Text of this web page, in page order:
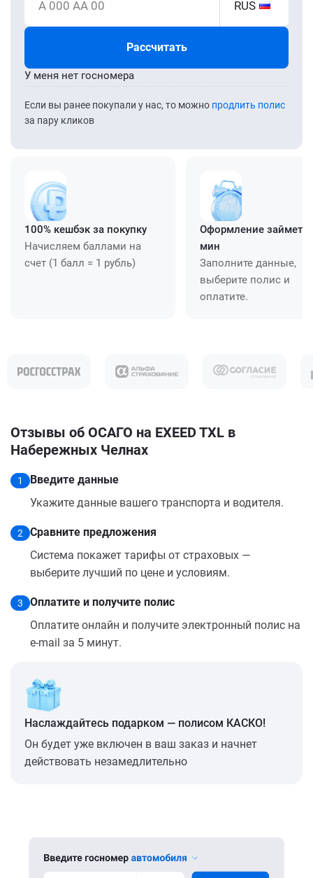
А 000 АА 00 RUS
Рассчитать
Если вы ранее покупали у нас, то можно продлить полис
за пару кликов
У меня нет госномера
100% кешбэк за покупку
Начисляем баллами на
счет (1 балл = 1 рубль)
Оформление займет
мин
Заполните данные,
выберите полис и
оплатите.
Отзывы об ОСАГО на EXEED TXL в
Набережных Челнах
1
Введите данные
Укажите данные вашего транспорта и водителя.
2
Сравните предложения
Система покажет тарифы от страховых —
выберите лучший по цене и условиям.
3
Оплатите и получите полис
Оплатите онлайн и получите электронный полис на
e-mail за 5 минут.
Наслаждайтесь подарком — полисом КАСКО!
Он будет уже включен в ваш заказ и начнет
действовать незамедлительно